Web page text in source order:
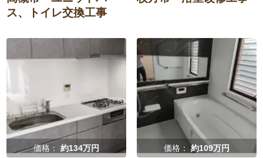
ス、トイレ交換工事
価格：約134万円 価格： 約109万円